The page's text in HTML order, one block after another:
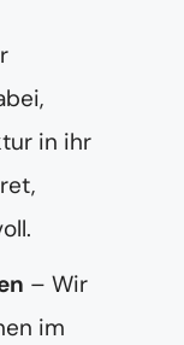
in ihr
– Wir
im